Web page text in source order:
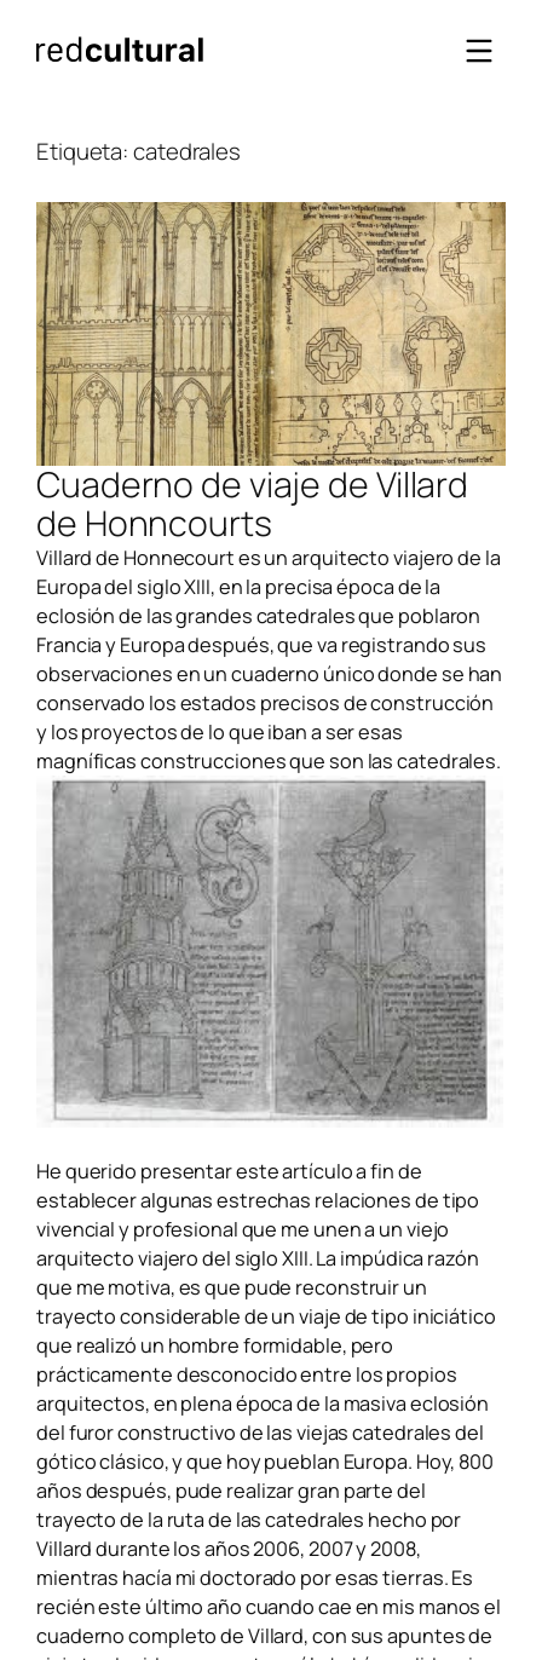
Etiqueta:catedrales
Cuaderno de viaje de Villard
de Honncourts
Villard de Honnecourt es un arquitecto viajero de la
Europa del siglo XIII, en la precisa época de la
eclosión de las grandes catedrales que poblaron
Francia y Europa después, que va registrando sus
observaciones en un cuaderno único donde se han
conservado los estados precisos de construcción
y los proyectos de lo que iban a ser esas
magníficas construcciones que son las catedrales.
He querido presentar este artículo a fin de
establecer algunas estrechas relaciones de tipo
vivencial y profesional que me unen a un viejo
arquitecto viajero del siglo XIII. La impúdica razón
que me motiva, es que pude reconstruir un
trayecto considerable de un viaje de tipo iniciático
que realizó un hombre formidable, pero
prácticamente desconocido entre los propios
arquitectos, en plena época de la masiva eclosión
del furor constructivo de las viejas catedrales del
gótico clásico, y que hoy pueblan Europa. Hoy, 800
años después, pude realizar gran parte del
trayecto de la ruta de las catedrales hecho por
Villard durante los años 2006, 2007 y 2008,
mientras hacía mi doctorado por esas tierras. Es
recién este último año cuando cae en mis manos el
cuaderno completo de Villard, con sus apuntes de